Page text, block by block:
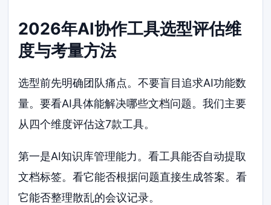
2026年AI协作工具选型评估维
度与考量方法
选型前先明确团队痛点。不要盲目追求AI功能数
量。要看AI具体能解决哪些文档问题。我们主要
从四个维度评估这7款工具。
第一是AI知识库管理能力。看工具能否自动提取
文档标签。看它能否根据问题直接生成答案。看
它能否整理散乱的会议记录。